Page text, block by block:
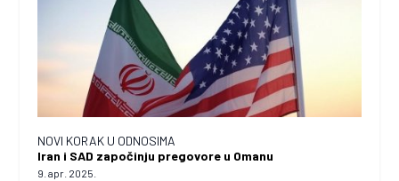
NOVI KORAK U ODNOSIMA
Iran i SAD započinju pregovore u Omanu
9. apr. 2025.